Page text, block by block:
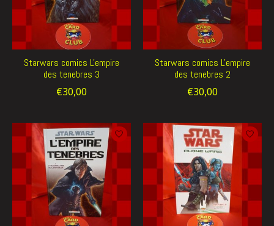
Starwars comics L'empire
des tenebres 3
€30,00
Starwars comics L'empire
des tenebres 2
€30,00